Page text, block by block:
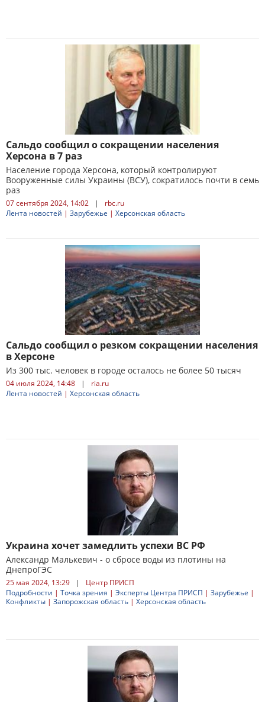
Сальдо сообщил о сокращении населения
Херсона в 7 раз
Население города Херсона, который контролируют
Вооруженные силы Украины (ВСУ), сократилось почти в семь
раз
07 сентября 2024, 14:02 |
rbc.ru
Лента новостей | Зарубежье | Херсонская область
Сальдо сообщил о резком сокращении населения
в Херсоне
Из 300 тыс. человек в городе осталось не более 50 тысяч
04 июля 2024, 14:48 |
ria.ru
Лента новостей | Херсонская область
Украина хочет замедлить успехи ВС РФ
Александр Малькевич - о сбросе воды из плотины на
ДнепроГЭС
25 мая 2024, 13:29 |
Центр ПРИСП
Подробности | Точка зрения | Эксперты Центра ПРИСП | Зарубежье |
Конфликты | Запорожская область | Херсонская область